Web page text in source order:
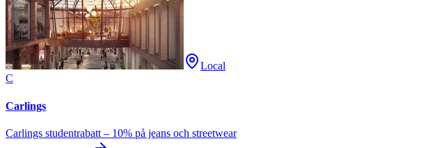
Local
C
Carlings
Carlings studentrabatt – 10% på jeans och streetwear